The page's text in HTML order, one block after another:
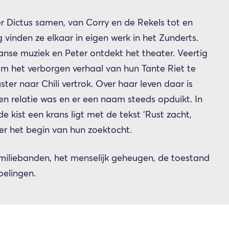
Dictus samen, van Corry en de Rekels tot en
ze elkaar in eigen werk in het Zunderts.
muziek en Peter ontdekt het theater. Veertig
het verborgen verhaal van hun Tante Riet te
naar Chili vertrok. Over haar leven daar is
relatie was en er een naam steeds opduikt. In
kist een krans ligt met de tekst ‘Rust zacht,
het begin van hun zoektocht.
het menselijk geheugen, de toestand